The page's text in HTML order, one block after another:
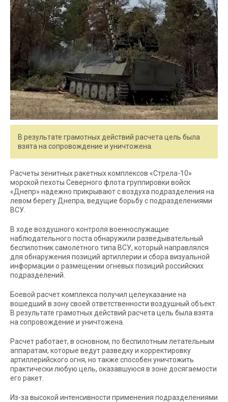
В результате грамотных действий расчета цель была
взята на сопровождение и уничтожена.
Расчеты зенитных ракетных комплексов «Стрела-10»
морской пехоты Северного флота группировки войск
«Днепр» надежно прикрывают с воздуха подразделения на
левом берегу Днепра, ведущие борьбу с подразделениями
ВСУ.
В ходе воздушного контроля военнослужащие
наблюдательного поста обнаружили разведывательный
беспилотник самолётного типа ВСУ, который направлялся
для обнаружения позиций артиллерии и сбора визуальной
информации о размещении огневых позиций российских
подразделений.
Боевой расчет комплекса получил целеуказание на
вошедший в зону своей ответственности воздушный объект.
В результате грамотных действий расчета цель была взята
на сопровождение и уничтожена.
Расчет работает, в основном, по беспилотным летательным
аппаратам, которые ведут разведку и корректировку
артиллерийского огня, но также способен уничтожить
практически любую цель, оказавшуюся в зоне досягаемости
его ракет.
Из-за высокой интенсивности применения подразделениями